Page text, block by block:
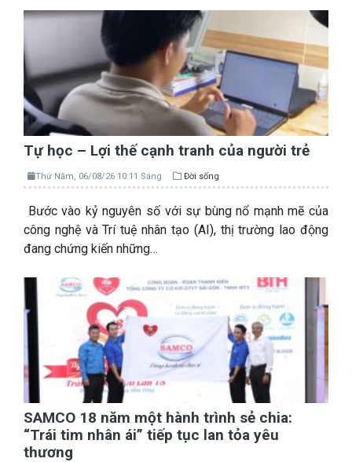
Tự học – Lợi thế cạnh tranh của người trẻ
Thứ Năm, 06/08/26 10:11 Sáng Đời sống
Bước vào kỷ nguyên số với sự bùng nổ mạnh mẽ của
công nghệ và Trí tuệ nhân tạo (AI), thị trường lao động
đang chứng kiến những…
SAMCO 18 năm một hành trình sẻ chia:
“Trái tim nhân ái” tiếp tục lan tỏa yêu
thương